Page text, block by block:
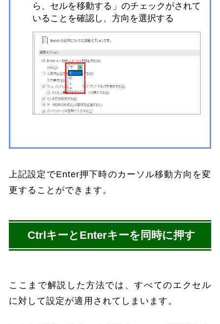
ら、セルを移動する」のチェックがされて
いることを確認し、方向を選択する
上記設定でEnter押下時のカーソル移動方向を変
更することができます。
CtrlキーとEnterキーを同時に押す
ここまで解説した方法では、すべてのエクセル
に対して設定が適用されてしまいます。